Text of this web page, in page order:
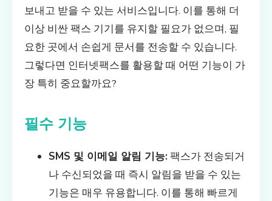
보내고 받을 수 있는 서비스입니다. 이를 통해 더
이상 비싼 팩스 기기를 유지할 필요가 없으며, 필
요한 곳에서 손쉽게 문서를 전송할 수 있습니다.
그렇다면 인터넷팩스를 활용할 때 어떤 기능이 가
장 특히 중요할까요?
필수 기능
SMS 및 이메일 알림 기능: 팩스가 전송되거
나 수신되었을 때 즉시 알림을 받을 수 있는
기능은 매우 유용합니다. 이를 통해 빠르게